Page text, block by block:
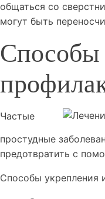
общаться со
могут быть
Способы
Частые
простудные
предотвратить с
Способы укрепления